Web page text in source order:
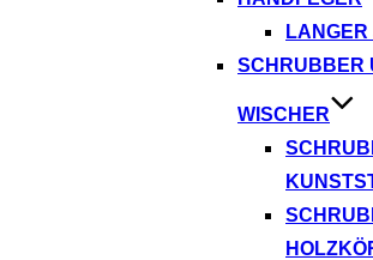
SCHRUBBER
WISCHER